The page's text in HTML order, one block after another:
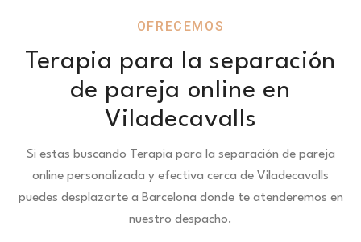
OFRECEMOS
Terapia para la separación
de pareja online en
Viladecavalls
Si estas buscando Terapia para la separación de pareja
online personalizada y efectiva cerca de Viladecavalls
puedes desplazarte a Barcelona donde te atenderemos en
nuestro despacho.